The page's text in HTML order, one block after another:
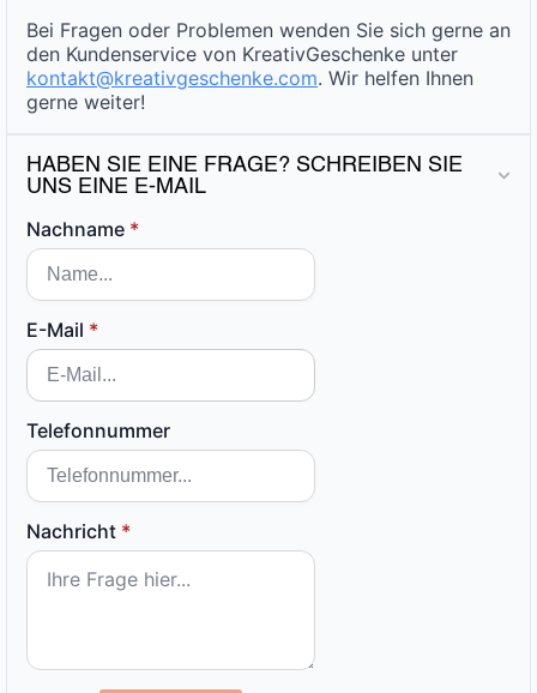
Bei Fragen oder Problemen wenden Sie sich gerne an
den Kundenservice von KreativGeschenke unter
kontakt@kreativgeschenke.com. Wir helfen Ihnen
gerne weiter!
HABEN SIE EINE FRAGE? SCHREIBEN SIE
UNS EINE E-MAIL
Nachname *
E-Mail *
Telefonnummer
Nachricht *